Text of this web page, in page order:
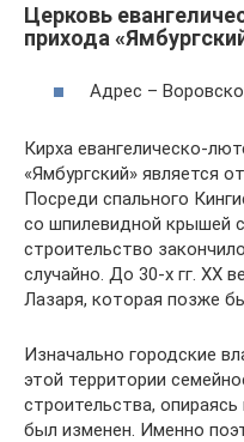
Церковь
прихода
Адрес –
Кирха евангелическо-
«Ямбургский» является
Посреди спального
со шпилевидной крышей
строительство
случайно. До 30-х гг. XX
Лазаря, которая позже
Изначально городские
этой территории
строительства,
был изменен. Именно